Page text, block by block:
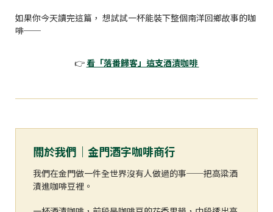
如果你今天讀完這篇， 想試試一杯能裝下整個南洋回鄉故事的咖
啡──
👉看「落番歸客」這支酒漬咖啡
關於我們｜金門酒字咖啡商行
我們在金門做一件全世界沒有人做過的事──把高粱酒
漬進咖啡豆裡。